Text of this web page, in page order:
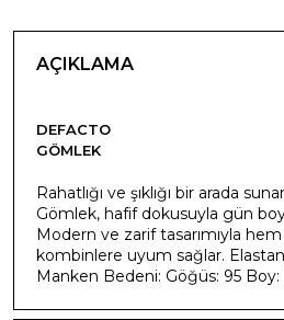
AÇIKLAMA
DEFACTO
GÖMLEK
Rahatlığı ve şıklığı bir arada
Gömlek, hafif dokusuyla gün
Modern ve zarif tasarımıyla
kombinlere uyum sağlar.
Manken Bedeni: Göğüs: 95